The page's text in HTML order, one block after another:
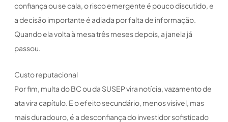
confiança ou se cala, o risco emergente é pouco discutido, e
a decisão importante é adiada por falta de informação.
Quando ela volta à mesa três meses depois, a janela já
passou.
Custo reputacional
Por fim, multa do BC ou da SUSEP vira notícia, vazamento de
ata vira capítulo. E o efeito secundário, menos visível, mas
mais duradouro, é a desconfiança do investidor sofisticado